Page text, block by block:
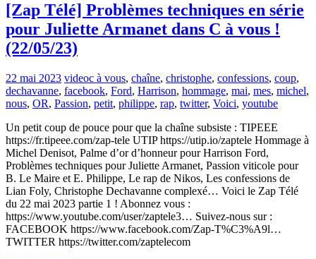
[Zap Télé] Problèmes techniques en série
pour Juliette Armanet dans C à vous !
(22/05/23)
22 mai 2023 videoc à vous, chaîne, christophe, confessions, coup,
dechavanne, facebook, Ford, Harrison, hommage, mai, mes, michel,
nous, OR, Passion, petit, philippe, rap, twitter, Voici, youtube
Un petit coup de pouce pour que la chaîne subsiste : TIPEEE
https://fr.tipeee.com/zap-tele UTIP https://utip.io/zaptele Hommage à
Michel Denisot, Palme d’or d’honneur pour Harrison Ford,
Problèmes techniques pour Juliette Armanet, Passion viticole pour
B. Le Maire et E. Philippe, Le rap de Nikos, Les confessions de
Lian Foly, Christophe Dechavanne complexé… Voici le Zap Télé
du 22 mai 2023 partie 1 ! Abonnez vous :
https://www.youtube.com/user/zaptele3… Suivez-nous sur :
FACEBOOK https://www.facebook.com/Zap-T%C3%A9l…
TWITTER https://twitter.com/zaptelecom